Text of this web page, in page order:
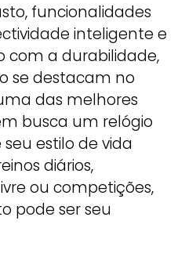
funcionalidades
inteligente e
com a durabilidade,
se destacam no
das melhores
busca um relógio
estilo de vida
diários,
ou competições,
pode ser seu